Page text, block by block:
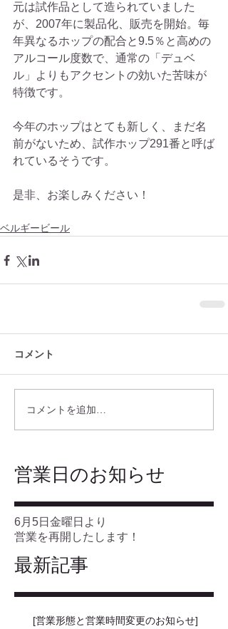
元は試作品として造られていました
が、2007年に製品化、販売を開始。毎
年異なるホップの配合と9.5％と高めの
アルコール度数で、通常の「デュベ
ル」よりもアクセントの効いた苦味が
特徴です。
今年のホップはとても新しく、まだ名
前がないため、試作ホップ291番と呼ば
れているそうです。
是非、お楽しみください！
ベルギービール
コメント
コメントを追加…
​営業日のお知らせ
6月5日金曜日より
営業を再開したします！
最新記事
[営業形態と営業時間変更のお知らせ]